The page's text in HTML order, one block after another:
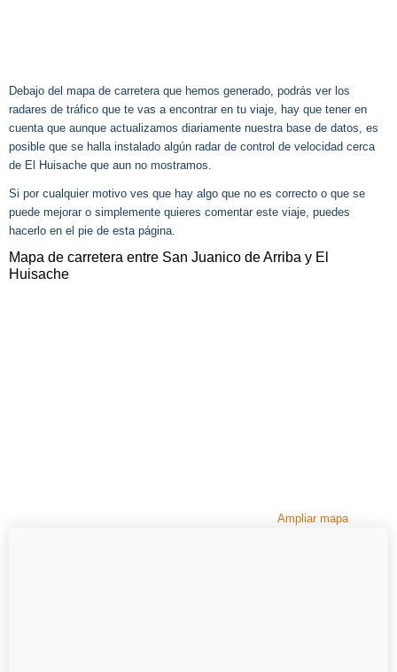
Debajo del mapa de carretera que hemos generado, podrás ver los
radares de tráfico que te vas a encontrar en tu viaje, hay que tener en
cuenta que aunque actualizamos diariamente nuestra base de datos, es
posible que se halla instalado algún radar de control de velocidad cerca
de El Huisache que aun no mostramos.
Si por cualquier motivo ves que hay algo que no es correcto o que se
puede mejorar o simplemente quieres comentar este viaje, puedes
hacerlo en el pie de esta página.
Mapa de carretera entre San Juanico de Arriba y El
Huisache
Ampliar mapa